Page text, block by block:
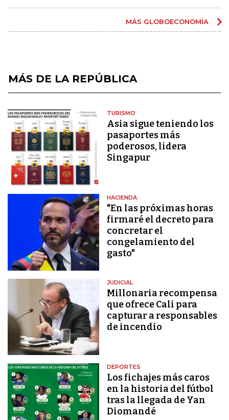
MÁS GLOBOECONOMÍA
MÁS DE LA REPÚBLICA
TURISMO
Asia sigue teniendo los
pasaportes más
poderosos, lidera
Singapur
HACIENDA
"En las próximas horas
firmaré el decreto para
concretar el
congelamiento del
gasto"
JUDICIAL
Millonaria recompensa
que ofrece Cali para
capturar a responsables
de incendio
DEPORTES
Los fichajes más caros
en la historia del fútbol
tras la llegada de Yan
Diomandé